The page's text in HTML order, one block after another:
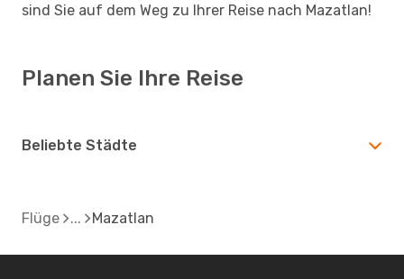
sind Sie auf dem Weg zu Ihrer Reise nach Mazatlan!
Planen Sie Ihre Reise
Beliebte Städte
Flüge Mazatlan